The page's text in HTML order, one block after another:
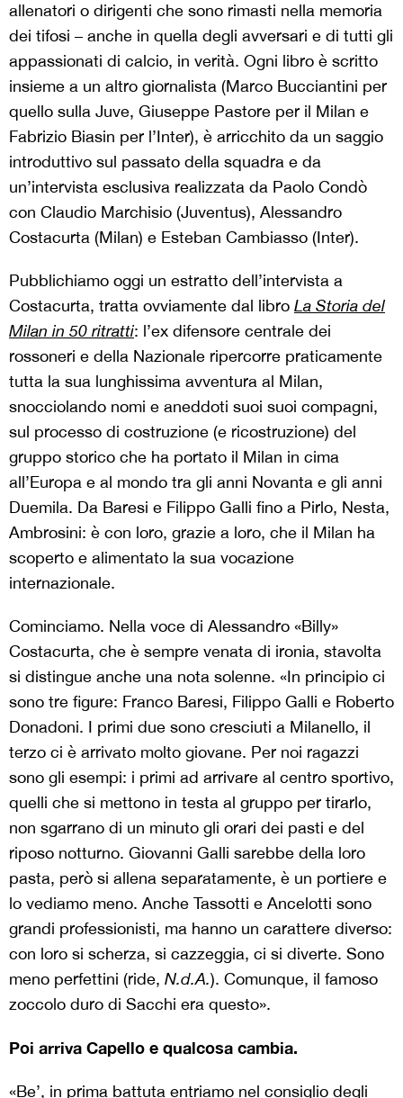
allenatori o dirigenti che sono rimasti nella memoria
dei tifosi – anche in quella degli avversari e di tutti gli
appassionati di calcio, in verità. Ogni libro è scritto
insieme a un altro giornalista (Marco Bucciantini per
quello sulla Juve, Giuseppe Pastore per il Milan e
Fabrizio Biasin per l’Inter), è arricchito da un saggio
introduttivo sul passato della squadra e da
un’intervista esclusiva realizzata da Paolo Condò
con Claudio Marchisio (Juventus), Alessandro
Costacurta (Milan) e Esteban Cambiasso (Inter).
Pubblichiamo oggi un estratto dell’intervista a
Costacurta, tratta ovviamente dal libro La Storia del
Milan in 50 ritratti: l’ex difensore centrale dei
rossoneri e della Nazionale ripercorre praticamente
tutta la sua lunghissima avventura al Milan,
snocciolando nomi e aneddoti suoi suoi compagni,
sul processo di costruzione (e ricostruzione) del
gruppo storico che ha portato il Milan in cima
all’Europa e al mondo tra gli anni Novanta e gli anni
Duemila. Da Baresi e Filippo Galli fino a Pirlo, Nesta,
Ambrosini: è con loro, grazie a loro, che il Milan ha
scoperto e alimentato la sua vocazione
internazionale.
Cominciamo. Nella voce di Alessandro «Billy»
Costacurta, che è sempre venata di ironia, stavolta
si distingue anche una nota solenne. «In principio ci
sono tre figure: Franco Baresi, Filippo Galli e Roberto
Donadoni. I primi due sono cresciuti a Milanello, il
terzo ci è arrivato molto giovane. Per noi ragazzi
sono gli esempi: i primi ad arrivare al centro sportivo,
quelli che si mettono in testa al gruppo per tirarlo,
non sgarrano di un minuto gli orari dei pasti e del
riposo notturno. Giovanni Galli sarebbe della loro
pasta, però si allena separatamente, è un portiere e
lo vediamo meno. Anche Tassotti e Ancelotti sono
grandi professionisti, ma hanno un carattere diverso:
con loro si scherza, si cazzeggia, ci si diverte. Sono
meno perfettini (ride, N.d.A.). Comunque, il famoso
zoccolo duro di Sacchi era questo».
Poi arriva Capello e qualcosa cambia.
«Be’, in prima battuta entriamo nel consiglio degli